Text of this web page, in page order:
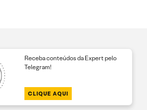
Receba conteúdos da Expert pelo
Telegram!
CLIQUE AQUI